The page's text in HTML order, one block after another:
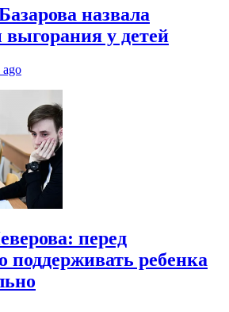
назвала
у детей
ago
перед
ребенка